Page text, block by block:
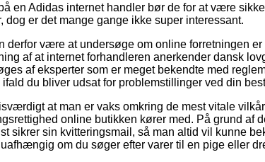
en Adidas internet handler bør de for at være
dog er det mange gange ikke super interessant.
derfor være at undersøge om online forretningen
af at internet forhandleren anerkender dansk
af eksperter som er meget bekendte med
du bliver udsat for problemstillinger ved din
at man er vaks omkring de mest vitale
online butikken kører med. På grund af
sikrer sin kvitteringsmail, så man altid vil kunne
om du søger efter varer til en pige eller